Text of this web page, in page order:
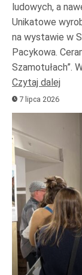
ludowych, a
Unikatowe
na wystawie w
Pacykowa.
Szamotułach”.
Czytaj dalej
7 lipca 2026
plików
dźwiękowych